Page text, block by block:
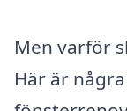
Men varför
Här är